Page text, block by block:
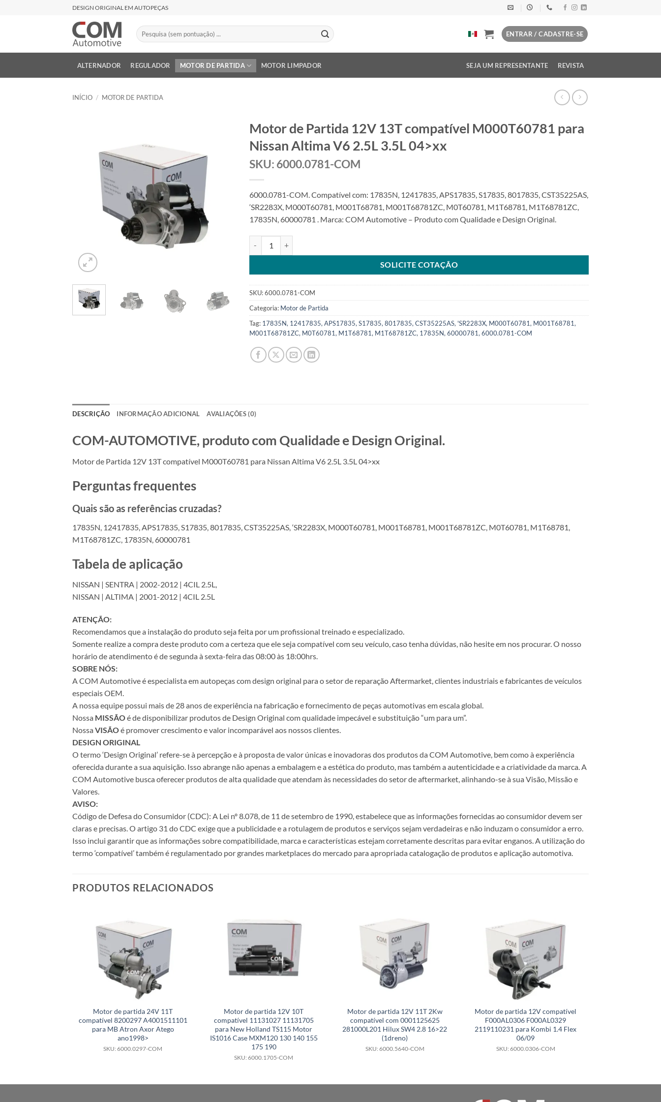
DESIGN ORIGINAL EM AUTOPEÇAS
Pesquisar
por:
ENTRAR / CADASTRE-SE
ALTERNADOR REGULADOR MOTOR DE PARTIDA MOTOR LIMPADOR SEJA UM REPRESENTANTE REVISTA
INÍCIO / MOTOR DE PARTIDA
Motor de Partida 12V 13T compatível M000T60781 para
Nissan Altima V6 2.5L 3.5L 04>xx
SKU: 6000.0781-COM
6000.0781-COM. Compatível com: 17835N, 12417835, APS17835, S17835, 8017835, CST35225AS,
‘SR2283X, M000T60781, M001T68781, M001T68781ZC, M0T60781, M1T68781, M1T68781ZC,
17835N, 60000781 . Marca: COM Automotive – Produto com Qualidade e Design Original.
SOLICITE COTAÇÃO
SKU:6000.0781-COM
Categoria: Motor de Partida
Tag: 17835N, 12417835, APS17835, S17835, 8017835, CST35225AS, 'SR2283X, M000T60781, M001T68781,
M001T68781ZC, M0T60781, M1T68781, M1T68781ZC, 17835N, 60000781, 6000.0781-COM
DESCRIÇÃO INFORMAÇÃO ADICIONAL AVALIAÇÕES (0)
COM-AUTOMOTIVE, produto com Qualidade e Design Original.
Motor de Partida 12V 13T compatível M000T60781 para Nissan Altima V6 2.5L 3.5L 04>xx
Perguntas frequentes
Quais são as referências cruzadas?
17835N, 12417835, APS17835, S17835, 8017835, CST35225AS, ‘SR2283X, M000T60781, M001T68781, M001T68781ZC, M0T60781, M1T68781,
M1T68781ZC, 17835N, 60000781
Tabela de aplicação
NISSAN | SENTRA | 2002-2012 | 4CIL 2.5L,
NISSAN | ALTIMA | 2001-2012 | 4CIL 2.5L
ATENÇÃO:
Recomendamos que a instalação do produto seja feita por um profissional treinado e especializado.
Somente realize a compra deste produto com a certeza que ele seja compatível com seu veículo, caso tenha dúvidas, não hesite em nos procurar. O nosso
horário de atendimento é de segunda à sexta-feira das 08:00 às 18:00hrs.
SOBRE NÓS:
A COM Automotive é especialista em autopeças com design original para o setor de reparação Aftermarket, clientes industriais e fabricantes de veículos
especiais OEM.
A nossa equipe possui mais de 28 anos de experiência na fabricação e fornecimento de peças automotivas em escala global.
Nossa MISSÃOé de disponibilizar produtos de Design Original com qualidade impecável e substituição “um para um”.
Nossa VISÃOé promover crescimento e valor incomparável aos nossos clientes.
DESIGN ORIGINAL
O termo ‘Design Original’ refere-se à percepção e à proposta de valor únicas e inovadoras dos produtos da COM Automotive, bem como à experiência
oferecida durante a sua aquisição. Isso abrange não apenas a embalagem e a estética do produto, mas também a autenticidade e a criatividade da marca. A
COM Automotive busca oferecer produtos de alta qualidade que atendam às necessidades do setor de aftermarket, alinhando-se à sua Visão, Missão e
Valores.
AVISO:
Código de Defesa do Consumidor (CDC): A Lei nº 8.078, de 11 de setembro de 1990, estabelece que as informações fornecidas ao consumidor devem ser
claras e precisas. O artigo 31 do CDC exige que a publicidade e a rotulagem de produtos e serviços sejam verdadeiras e não induzam o consumidor a erro.
Isso inclui garantir que as informações sobre compatibilidade, marca e características estejam corretamente descritas para evitar enganos. A utilização do
termo ‘compatível’ também é regulamentado por grandes marketplaces do mercado para apropriada catalogação de produtos e aplicação automotiva.
PRODUTOS RELACIONADOS
Motor de partida 24V 11T
compatível 8200297 A4001511101
para MB Atron Axor Atego
ano1998>
SKU: 6000.0297-COM
Motor de partida 12V 10T
compatível 11131027 11131705
para New Holland TS115 Motor
IS1016 Case MXM120 130 140 155
175 190
SKU: 6000.1705-COM
Motor de partida 12V 11T 2Kw
compatível com 0001125625
281000L201 Hilux SW4 2.8 16>22
(1dreno)
SKU: 6000.5640-COM
Motor de partida 12V compatível
F000AL0306 F000AL0329
2119110231 para Kombi 1.4 Flex
06/09
SKU: 6000.0306-COM